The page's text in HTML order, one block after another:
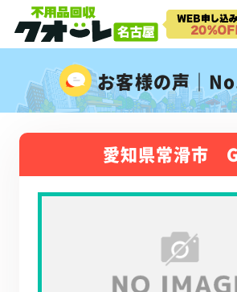
お客様の声｜
愛知県常滑市